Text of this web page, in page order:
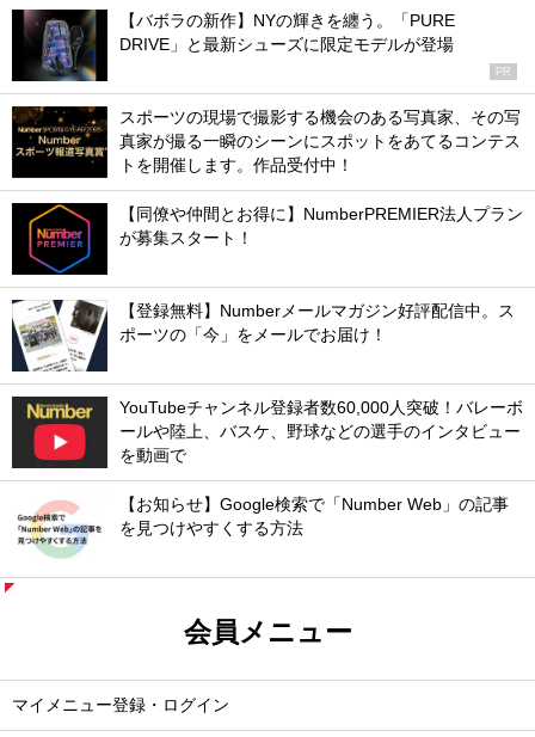
【バボラの新作】NYの輝きを纏う。「PURE
DRIVE」と最新シューズに限定モデルが登場
PR
スポーツの現場で撮影する機会のある写真家、その写
真家が撮る一瞬のシーンにスポットをあてるコンテス
トを開催します。作品受付中！
【同僚や仲間とお得に】NumberPREMIER法人プラン
が募集スタート！
【登録無料】Numberメールマガジン好評配信中。ス
ポーツの「今」をメールでお届け！
YouTubeチャンネル登録者数60,000人突破！バレーボ
ールや陸上、バスケ、野球などの選手のインタビュー
を動画で
【お知らせ】Google検索で「Number Web」の記事
を見つけやすくする方法
会員メニュー
マイメニュー登録・ログイン